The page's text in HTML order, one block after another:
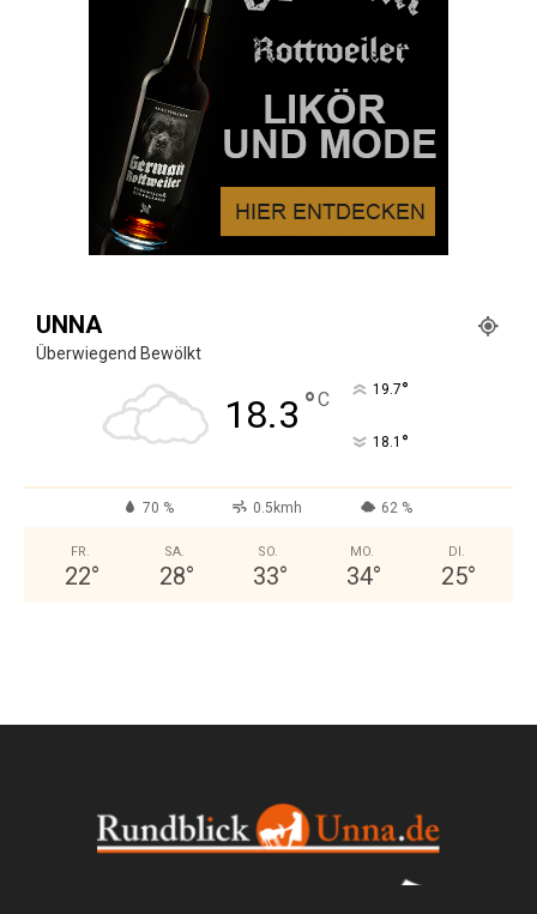
UNNA
Überwiegend Bewölkt
18.3 °C 19.7°
18.1 °
70 % 0.5kmh 62 %
FR.
22°
SA.
28°
SO.
33°
MO.
34°
DI.
25°